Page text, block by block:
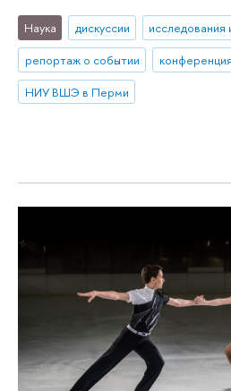
Наука дискуссии
исследования
репортаж о событии
НИУ ВШЭ в Перми